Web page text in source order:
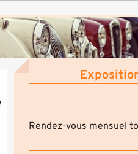
Rendez-vous mensuel